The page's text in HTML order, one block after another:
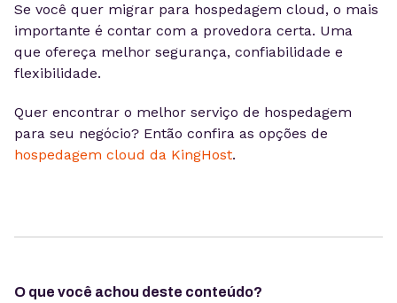
Se você quer migrar para hospedagem cloud, o mais
importante é contar com a provedora certa. Uma
que ofereça melhor segurança, confiabilidade e
flexibilidade.
Quer encontrar o melhor serviço de hospedagem
para seu negócio? Então confira as opções de
hospedagem cloud da KingHost.
O que você achou deste conteúdo?